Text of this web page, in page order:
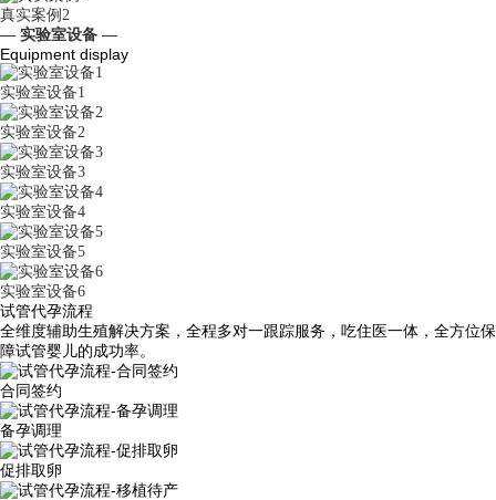
真实案例2
— 实验室设备 —
Equipment display
实验室设备1
实验室设备2
实验室设备3
实验室设备4
实验室设备5
实验室设备6
试管代孕流程
全维度辅助生殖解决方案，全程多对一跟踪服务，吃住医一体，全方位保
障试管婴儿的成功率。
合同签约
备孕调理
促排取卵